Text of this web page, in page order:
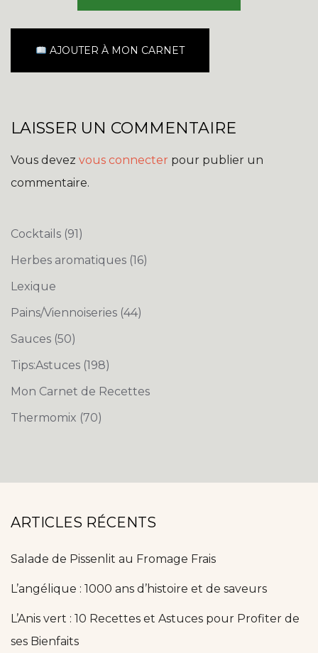
AJOUTER À MON CARNET
LAISSER UN COMMENTAIRE
Vous devez vous connecter pour publier un
commentaire.
Cocktails (91)
Herbes aromatiques (16)
Lexique
Pains/Viennoiseries (44)
Sauces (50)
Tips:Astuces (198)
Mon Carnet de Recettes
Thermomix (70)
ARTICLES RÉCENTS
Salade de Pissenlit au Fromage Frais
L’angélique : 1000 ans d’histoire et de saveurs
L’Anis vert : 10 Recettes et Astuces pour Profiter de
ses Bienfaits